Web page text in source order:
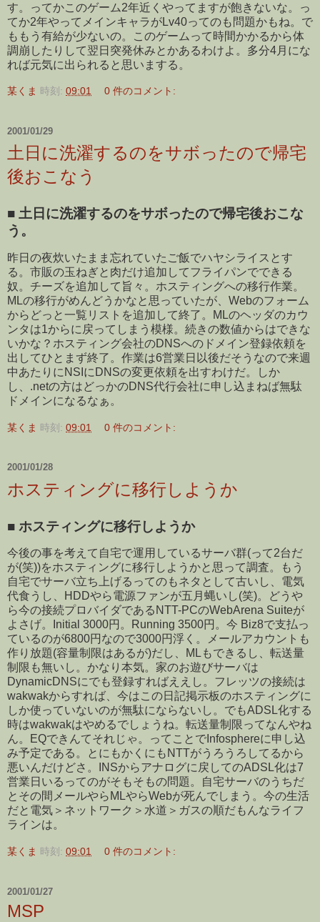
す。ってかこのゲーム2年近くやってますが飽きないな。っ
てか2年やってメインキャラがLv40ってのも問題かもね。で
ももう有給が少ないの。このゲームって時間かかるから体
調崩したりして翌日突発休みとかあるわけよ。多分4月にな
れば元気に出られると思いまする。
某くま 時刻: 09:01 0 件のコメント:
2001/01/29
土日に洗濯するのをサボったので帰宅
後おこなう
■ 土日に洗濯するのをサボったので帰宅後おこな
う。
昨日の夜炊いたまま忘れていたご飯でハヤシライスとす
る。市販の玉ねぎと肉だけ追加してフライパンでできる
奴。チーズを追加して旨々。ホスティングへの移行作業。
MLの移行がめんどうかなと思っていたが、Webのフォーム
からどっと一覧リストを追加して終了。MLのヘッダのカウ
ンタは1からに戻ってしまう模様。続きの数値からはできな
いかな？ホスティング会社のDNSへのドメイン登録依頼を
出してひとまず終了。作業は6営業日以後だそうなので来週
中あたりにNSIにDNSの変更依頼を出すわけだ。しか
し、.netの方はどっかのDNS代行会社に申し込まねば無駄
ドメインになるなぁ。
某くま 時刻: 09:01 0 件のコメント:
2001/01/28
ホスティングに移行しようか
■ ホスティングに移行しようか
今後の事を考えて自宅で運用しているサーバ群(って2台だ
が(笑))をホスティングに移行しようかと思って調査。もう
自宅でサーバ立ち上げるってのもネタとして古いし、電気
代食うし、HDDやら電源ファンが五月蝿いし(笑)。どうや
ら今の接続プロバイダであるNTT-PCのWebArena Suiteが
よさげ。Initial 3000円。Running 3500円。今 Biz8で支払っ
ているのが6800円なので3000円浮く。メールアカウントも
作り放題(容量制限はあるが)だし、MLもできるし、転送量
制限も無いし。かなり本気。家のお遊びサーバは
DynamicDNSにでも登録すればええし。フレッツの接続は
wakwakからすれば、今はこの日記掲示板のホスティングに
しか使っていないのが無駄にならないし。でもADSL化する
時はwakwakはやめるでしょうね。転送量制限ってなんやね
ん。EQできんてそれじゃ。ってことでInfosphereに申し込
み予定である。とにもかくにもNTTがうろうろしてるから
悪いんだけどさ。INSからアナログに戻してのADSL化は7
営業日いるってのがそもそもの問題。自宅サーバのうちだ
とその間メールやらMLやらWebが死んでしまう。今の生活
だと電気＞ネットワーク＞水道＞ガスの順だもんなライフ
ラインは。
某くま 時刻: 09:01 0 件のコメント:
2001/01/27
MSP